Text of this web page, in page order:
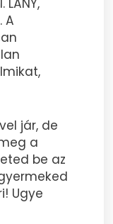
A
jár, de
a
be az
Ugye